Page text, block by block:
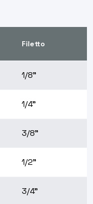
Filetto
1/8"
1/4"
3/8"
1/2"
3/4"